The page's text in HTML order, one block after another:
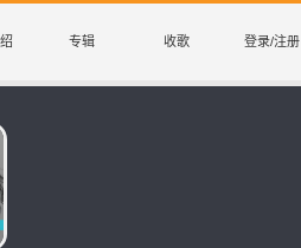
专辑 收歌 登录/注册